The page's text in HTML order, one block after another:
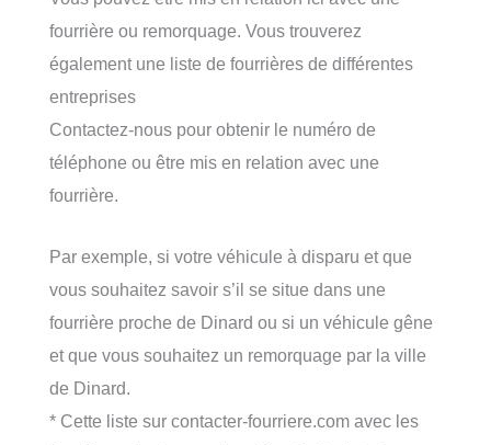
fourrière ou remorquage. Vous trouverez
également une liste de fourrières de différentes
entreprises
Contactez-nous pour obtenir le numéro de
téléphone ou être mis en relation avec une
fourrière.
Par exemple, si votre véhicule à disparu et que
vous souhaitez savoir s’il se situe dans une
fourrière proche de Dinard ou si un véhicule gêne
et que vous souhaitez un remorquage par la ville
de Dinard.
* Cette liste sur contacter-fourriere.com avec les